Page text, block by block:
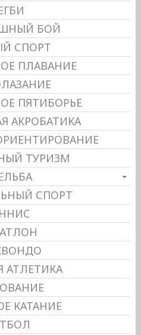
БОЙ
СПОРТ
ПЛАВАНИЕ
ПЯТИБОРЬЕ
АКРОБАТИКА
ТУРИЗМ
СПОРТ
АТЛЕТИКА
КАТАНИЕ